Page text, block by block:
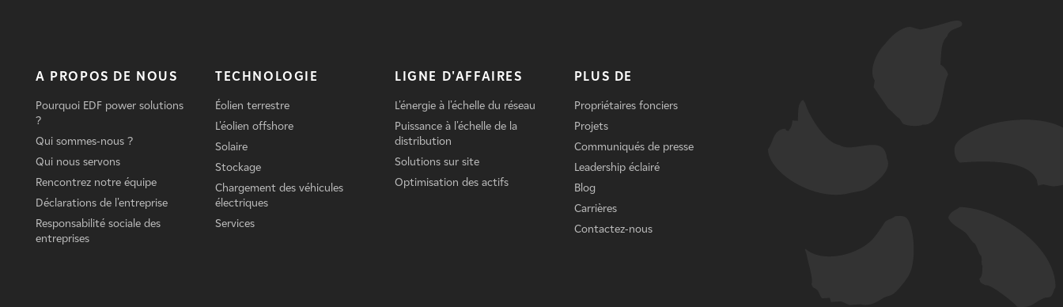
A PROPOS DE NOUS
Pourquoi EDF power solutions
?
Qui sommes-nous ?
Qui nous servons
Rencontrez notre équipe
Déclarations de l'entreprise
Responsabilité sociale des
entreprises
TECHNOLOGIE
Éolien terrestre
L'éolien offshore
Solaire
Stockage
Chargement des véhicules
électriques
Services
LIGNE D'AFFAIRES
L'énergie à l'échelle du réseau
Puissance à l'échelle de la
distribution
Solutions sur site
Optimisation des actifs
PLUS DE
Propriétaires fonciers
Projets
Communiqués de presse
Leadership éclairé
Blog
Carrières
Contactez-nous